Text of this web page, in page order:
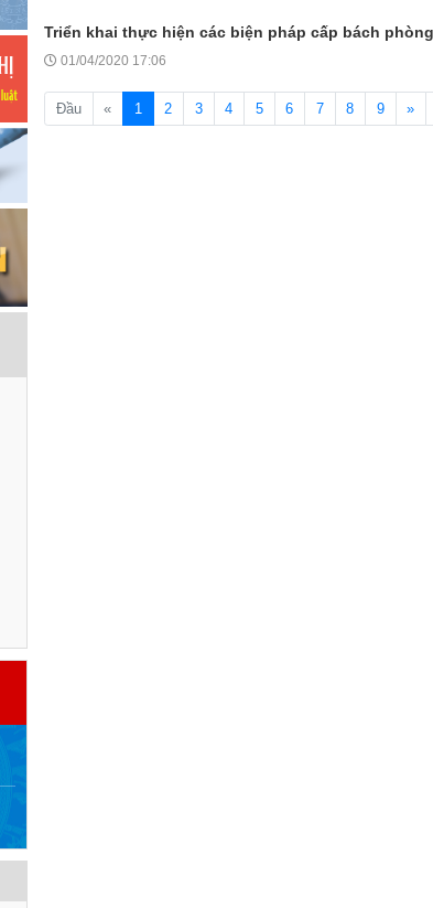
Triển khai thực hiện các biện pháp cấp bách
01/04/2020 17:06
Đầu « 1 (current)
2 3 4 5 6 7 8 9 »